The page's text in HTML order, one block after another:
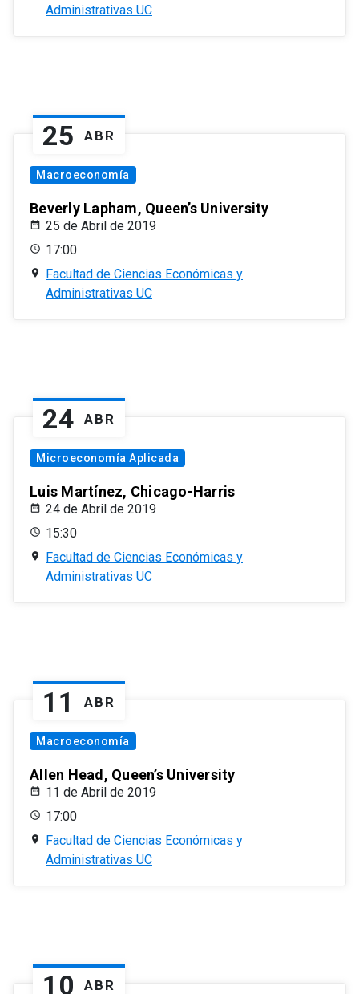
Administrativas UC
25 ABR
Macroeconomía
Beverly Lapham, Queen’s University
25 de Abril de 2019
17:00
Facultad de Ciencias Económicas y
Administrativas UC
24 ABR
Microeconomía Aplicada
Luis Martínez, Chicago-Harris
24 de Abril de 2019
15:30
Facultad de Ciencias Económicas y
Administrativas UC
11 ABR
Macroeconomía
Allen Head, Queen’s University
11 de Abril de 2019
17:00
Facultad de Ciencias Económicas y
Administrativas UC
10 ABR